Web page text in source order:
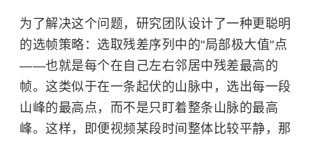
为了解决这个问题，研究团队设计了一种更聪明
的选帧策略：选取残差序列中的"局部极大值"点
——也就是每个在自己左右邻居中残差最高的
帧。这类似于在一条起伏的山脉中，选出每一段
山峰的最高点，而不是只盯着整条山脉的最高
峰。这样，即便视频某段时间整体比较平静，那